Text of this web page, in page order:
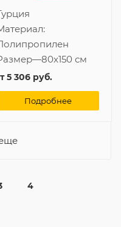
—80x150 см
5 306 руб.
Подробнее
4